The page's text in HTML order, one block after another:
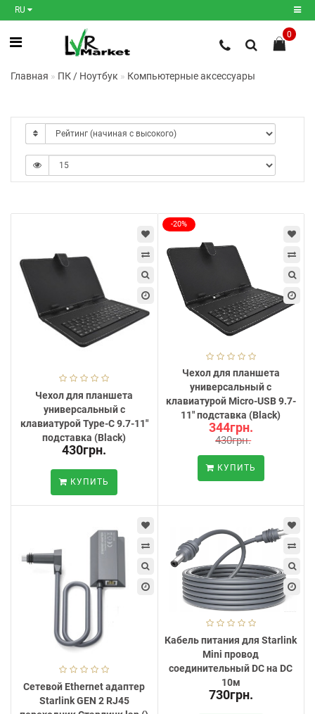
RU
Регистрация
Авторизация
закладки0
Сравнение
0
Главная ПК / Ноутбук Компьютерные аксессуары
Чехол для планшета
универсальный с
клавиатурой Type-C 9.7-11"
подставка (Black)
430грн.
КУПИТЬ
-20%
Чехол для планшета
универсальный с
клавиатурой Micro-USB 9.7-
11" подставка (Black)
344грн.
430грн.
КУПИТЬ
Сетевой Ethernet адаптер
Starlink GEN 2 RJ45
Кабель питания для Starlink
Mini провод
соединительный DC на DC
10м
730грн.